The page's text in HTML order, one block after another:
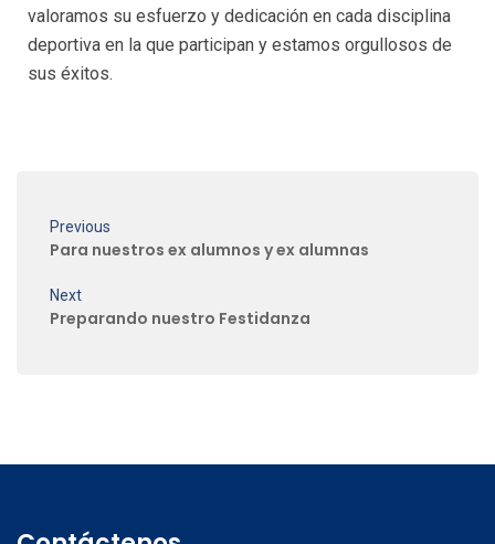
valoramos su esfuerzo y dedicación en cada disciplina
deportiva en la que participan y estamos orgullosos de
sus éxitos.
Previous
Para nuestros ex alumnos y ex alumnas
Next
Preparando nuestro Festidanza